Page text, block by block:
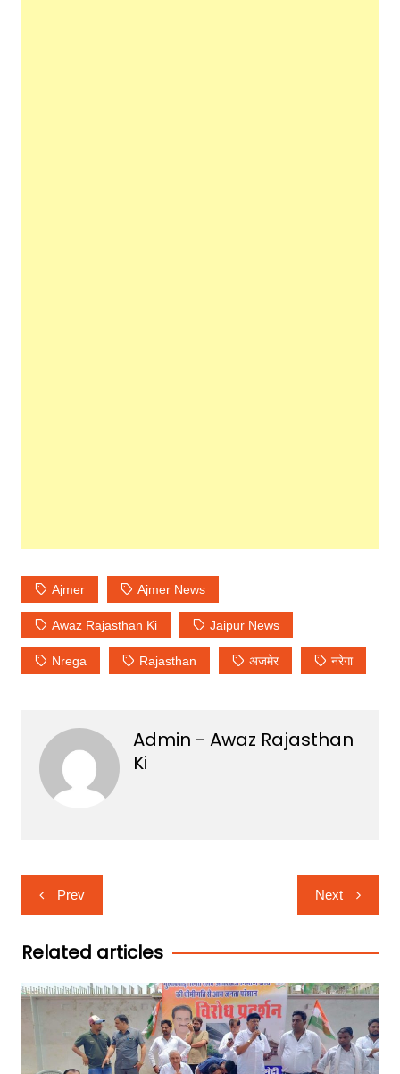
Ajmer Ajmer News
Awaz Rajasthan Ki Jaipur News
Nrega Rajasthan अजमेर नरेगा
Admin - Awaz Rajasthan
Ki
Post
navigation
Prev Next
Related articles